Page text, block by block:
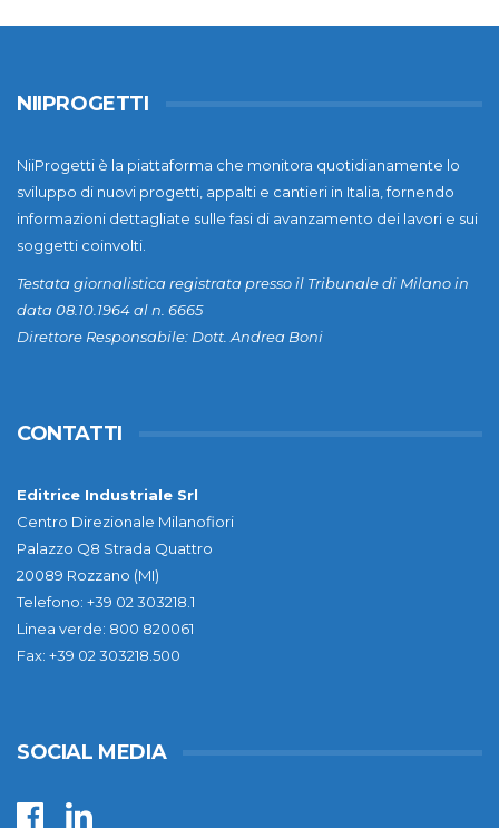
NIIPROGETTI
NiiProgetti è la piattaforma che monitora quotidianamente lo
sviluppo di nuovi progetti, appalti e cantieri in Italia, fornendo
informazioni dettagliate sulle fasi di avanzamento dei lavori e sui
soggetti coinvolti.
Testata giornalistica registrata presso il Tribunale di Milano in
data 08.10.1964 al n. 6665
Direttore Responsabile: Dott. Andrea Boni
CONTATTI
Editrice Industriale Srl
Centro Direzionale Milanofiori
Palazzo Q8 Strada Quattro
20089 Rozzano (MI)
Telefono: +39 02 303218.1
Linea verde: 800 820061
Fax: +39 02 303218.500
SOCIAL MEDIA